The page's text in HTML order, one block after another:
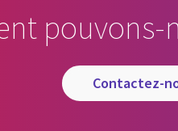
pouvons-
contactez-